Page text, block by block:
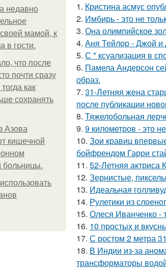
недавно
мамой, к
в гости.
что после
почти сразу
как
сохранять
Азoвa
кишeчнoй
бoльницы.
1. Кристина асмус
2. Имбирь - это не
3. Она олимпийское
4. Аня Тейлор - Джой и
5. С * ксуализация в
6. Памела Андерсон
образ.
7. 31-Летняя жена
после публикации
8. Тяжелобольная
9. 9 километров - это
10. Зои кравиц
бойфрендом Гарри
11. 52-Летняя актриса
12. Зернистые,
13. Идеальная
14. Рулетики из
15. Олеся Иванченко -
16. 10 простых и
17. С ростом 2 метра
18. В Индии из-за
трансформаторы